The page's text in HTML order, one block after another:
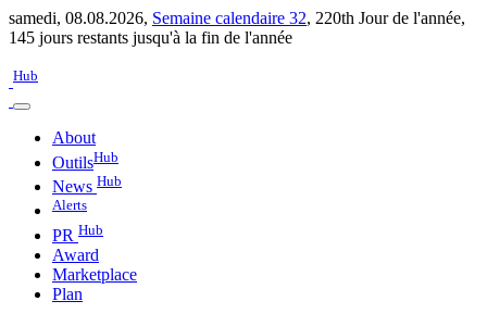
samedi, 08.08.2026, Semaine calendaire 32, 220th Jour de l'année,
145 jours restants jusqu'à la fin de l'année
Hub
About
OutilsHub
News Hub
Alerts
PR Hub
Award
Marketplace
Plan